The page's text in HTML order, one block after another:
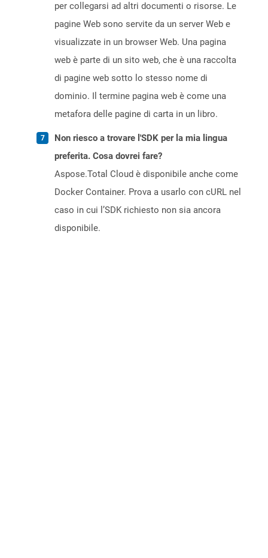
per collegarsi ad altri documenti o risorse. Le
pagine Web sono servite da un server Web e
visualizzate in un browser Web. Una pagina
web è parte di un sito web, che è una raccolta
di pagine web sotto lo stesso nome di
dominio. Il termine pagina web è come una
metafora delle pagine di carta in un libro.
Non riesco a trovare l'SDK per la mia lingua
preferita. Cosa dovrei fare?
Aspose.Total Cloud è disponibile anche come
Docker Container. Prova a usarlo con cURL nel
caso in cui l’SDK richiesto non sia ancora
disponibile.